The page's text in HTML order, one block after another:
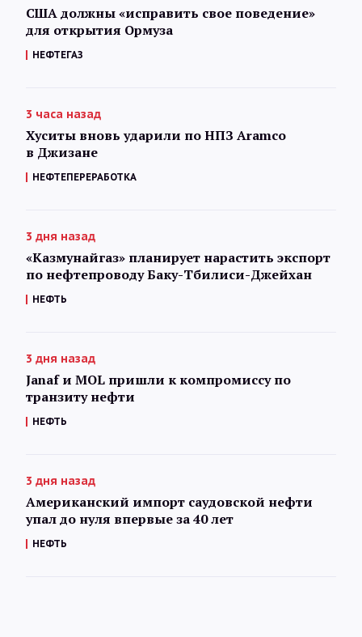
США должны «исправить свое поведение»
для открытия Ормуза
НЕФТЕГАЗ
3 часа назад
Хуситы вновь ударили по НПЗ Aramco
в Джизане
НЕФТЕПЕРЕРАБОТКА
3 дня назад
«Казмунайгаз» планирует нарастить экспорт
по нефтепроводу Баку-Тбилиси-Джейхан
НЕФТЬ
3 дня назад
Janaf и MOL пришли к компромиссу по
транзиту нефти
НЕФТЬ
3 дня назад
Американский импорт саудовской нефти
упал до нуля впервые за 40 лет
НЕФТЬ